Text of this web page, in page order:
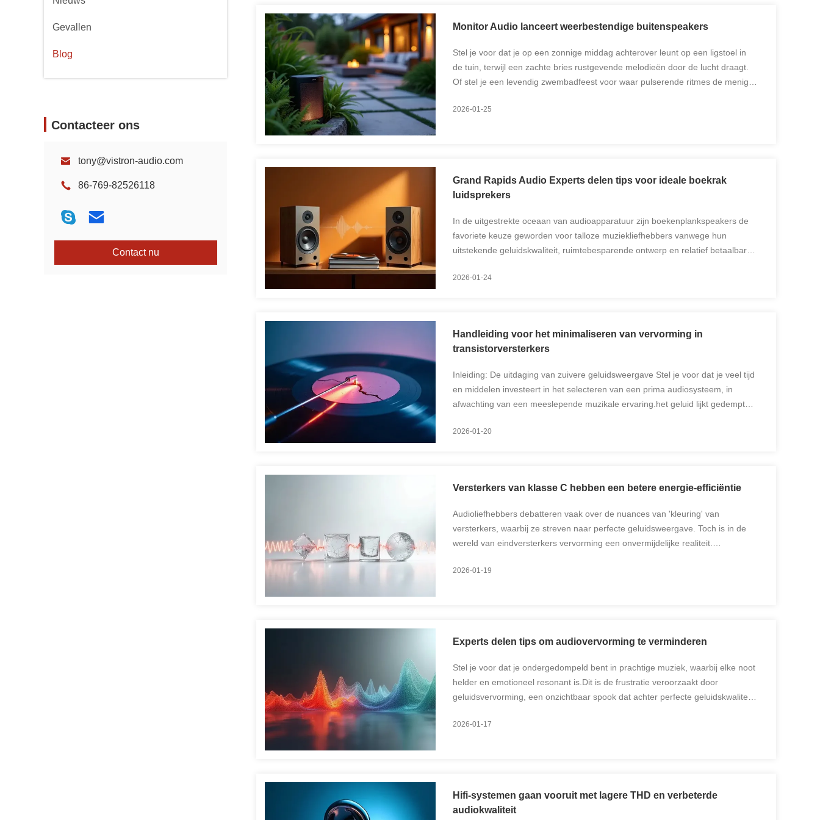
Gevallen
Blog
Contacteer ons
tony@vistron-audio.com
86-769-82526118
Contact nu
Monitor Audio lanceert weerbestendige buitenspeakers
Stel je voor dat je op een zonnige middag achterover leunt op een ligstoel in
de tuin, terwijl een zachte bries rustgevende melodieën door de lucht draagt.
Of stel je een levendig zwembadfeest voor waar pulserende ritmes de menigte
2026-01-25
Grand Rapids Audio Experts delen tips voor ideale boekrak
luidsprekers
In de uitgestrekte oceaan van audioapparatuur zijn boekenplankspeakers de
favoriete keuze geworden voor talloze muziekliefhebbers vanwege hun
uitstekende geluidskwaliteit, ruimtebesparende ontwerp en relatief betaalbare
2026-01-24
Handleiding voor het minimaliseren van vervorming in
transistorversterkers
Inleiding: De uitdaging van zuivere geluidsweergave Stel je voor dat je veel tijd
en middelen investeert in het selecteren van een prima audiosysteem, in
afwachting van een meeslepende muzikale ervaring.het geluid lijkt gedempt
2026-01-20
Versterkers van klasse C hebben een betere energie-efficiëntie
Audioliefhebbers debatteren vaak over de nuances van 'kleuring' van
versterkers, waarbij ze streven naar perfecte geluidsweergave. Toch is in de
wereld van eindversterkers vervorming een onvermijdelijke realiteit.
efficiëntie, ...
2026-01-19
Experts delen tips om audiovervorming te verminderen
Stel je voor dat je ondergedompeld bent in prachtige muziek, waarbij elke noot
helder en emotioneel resonant is.Dit is de frustratie veroorzaakt door
geluidsvervorming, een onzichtbaar spook dat achter perfecte geluidskwaliteit
2026-01-17
Hifi-systemen gaan vooruit met lagere THD en verbeterde
audiokwaliteit